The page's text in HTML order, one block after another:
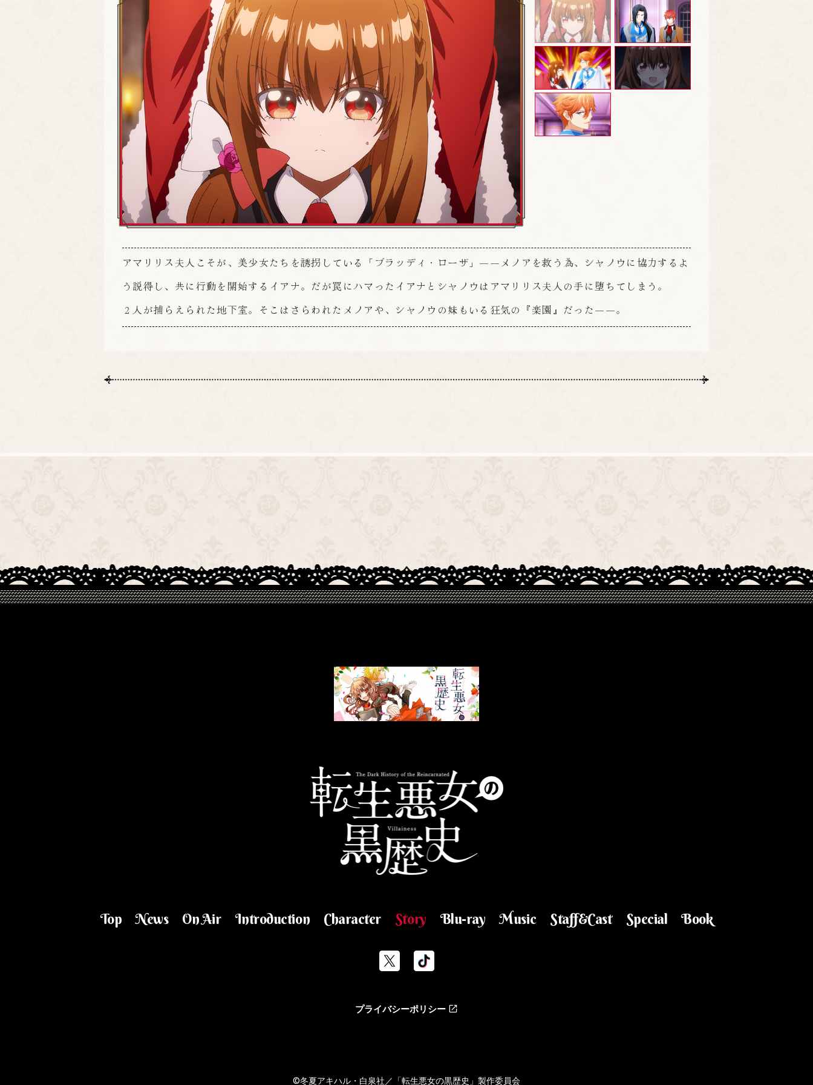
アマリリス夫人こそが、美少女たちを誘拐している「ブラッディ・ローザ」――メノアを救う為、シャノウに協力するよ
う説得し、共に行動を開始するイアナ。だが罠にハマったイアナとシャノウはアマリリス夫人の手に堕ちてしまう。
２人が捕らえられた地下室。そこはさらわれたメノアや、シャノウの妹もいる狂気の『楽園』だった――。
Top News On Air Introduction Character Story Blu-ray Music Staff&Cast Special Book
プライバシーポリシー
©冬夏アキハル・白泉社／「転生悪女の黒歴史」製作委員会